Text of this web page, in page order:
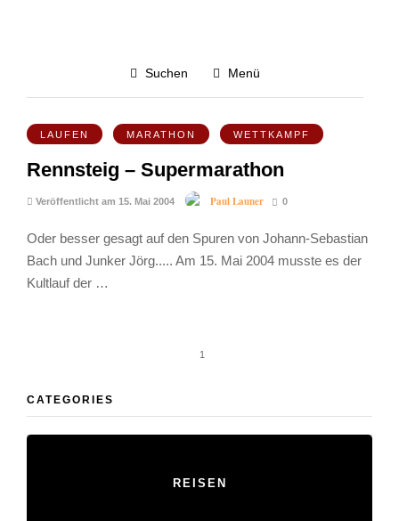
Suchen Menü
LAUFEN MARATHON WETTKAMPF
Rennsteig – Supermarathon
Veröffentlicht am 15. Mai 2004 Paul Launer 0
Oder besser gesagt auf den Spuren von Johann-Sebastian
Bach und Junker Jörg..... Am 15. Mai 2004 musste es der
Kultlauf der …
1
CATEGORIES
REISEN